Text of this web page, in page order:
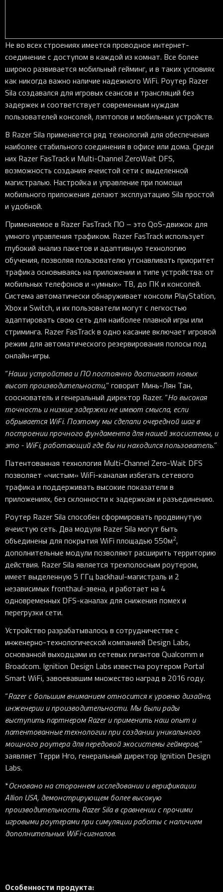
Не во всех строениях имеется проводное интернет-
соединение с доступом в каждой из комнат. Все более
широко развивается мобильный гейминг, и в таких условиях
как никогда важно наличие надежного WiFi. Роутер Razer
Sila создавался для игровых сеансов и трансляций без
задержек и соответствует современным нуждам
пользователей консолей, лэптопов и мобильных устройств.
В Razer Sila применяется ряд технологий для обеспечения
наиболее стабильного соединения в офисе или дома. Среди
них Razer FasTrack и Multi-Channel ZeroWait DFS,
возможность создания ячеистой сети с выделенной
магистралью. Настройка и управление при помощи
мобильного приложения делают эксплуатацию Sila простой
и удобной.
Применяемое в Razer FasTrack ПО – это QoS-движок для
умного управления трафиком. Razer FasTrack использует
глубокий анализ пакетов и адаптивную технологию
обучения, позволяя пользователю утснавливать приоритет
трафика основываясь на приложении и типе устройства: от
мобильных телефонов и «умных» ТВ, до ПК и консолей.
Система автоматически обнаруживает консоли PlayStation,
Xbox и Switch, и их пользователи могут с легкостью
адаптировать свою сеть для наиболее плавной игры или
стриминга. Razer FasTrack в одно касание включает игровой
режим для автоматического резервирования полосы под
онлайн-игры.
“Наши устройства и ПО постоянно достигают новых
высот производительности,” говорит Минь-Лян Тан,
сооснователь и генеральный директор Razer. “Но высокая
точность и низкие задержки не имеют смысла, если
обрывается WiFi. Поэтому мы сделали очередной шаг в
построении прочного фундамента для нашей экосистемы, и
это - WiFi, работающий где бы ни находился пользователь.”
Патентованная технология Multi-Channel Zero-Wait DFS
позволяет «чистым» WiFi-каналам избегать сетевого
трафика и поддерживать высокие показатели в
приложениях, без склонности к задержкам и разъединению.
Роутер Razer Sila способен сформировать продвинутую
ячеистую сеть. Два модуля Razer Sila могут быть
объединены для покрытия WiFi площадью 550м2,
дополнительные модули позволяют расширить территорию
действия. Razer Sila является трехполосным роутером,
имеет выделенную 5 ГГц backhaul-магистраль и 2
независимых fronthaul-звена, и работает на 4
одновременных DFS-каналах для снижения помех и
перегрузки сети.
Устройство разрабатывалось в сотрудничестве с
инженерно-технологической компанией Design Labs,
основанной выходцами из сетевых гигантов Qualcomm и
Broadcom. Ignition Design Labs известна роутером Portal
Smart WiFi, завоевавшим множество наград в 2016 году.
“Razer с большим вниманием относится к уровню дизайна,
инженерии и производительности. Мы были рады
выступить партнером Razer и применить наш опыт и
патентованные технологии при создании уникального
мощного роутера для передовой экосистемы геймеров,”
заявляет Терри Нго, генеральный директор Ignition Design
Labs.
*Основано на стороннем исследовании и верификации
Allion USA, демонстрирующем более высокую
производительность Razer Sila в сравнении с прочими
игровыми роутерами при симуляции работы с наличием
дополнительных WiFi-сигналов.
Особенности продукта: